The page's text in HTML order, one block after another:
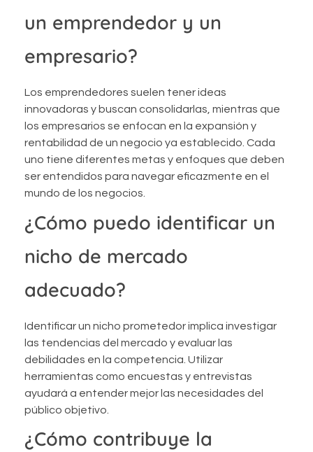
un emprendedor y un
empresario?
Los emprendedores suelen tener ideas
innovadoras y buscan consolidarlas, mientras que
los empresarios se enfocan en la expansión y
rentabilidad de un negocio ya establecido. Cada
uno tiene diferentes metas y enfoques que deben
ser entendidos para navegar eficazmente en el
mundo de los negocios.
¿Cómo puedo identificar un
nicho de mercado
adecuado?
Identificar un nicho prometedor implica investigar
las tendencias del mercado y evaluar las
debilidades en la competencia. Utilizar
herramientas como encuestas y entrevistas
ayudará a entender mejor las necesidades del
público objetivo.
¿Cómo contribuye la